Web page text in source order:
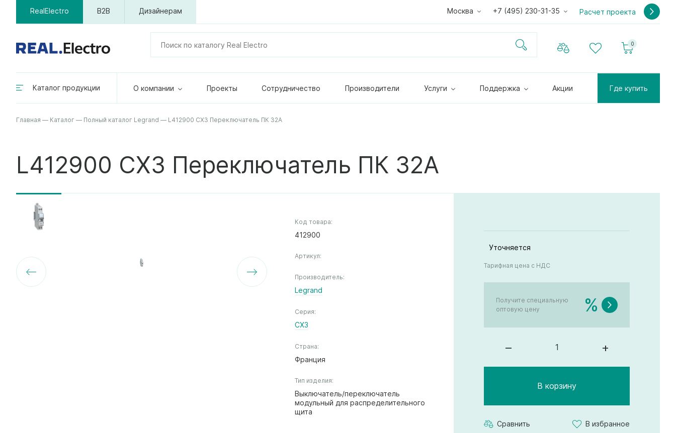
RealElectro B2B Дизайнерам Москва +7 (495) 230-31-35 Расчет проекта
0
Каталог продукции О компании Проекты Сотрудничество Производители Услуги Поддержка Акции Где купить
Главная — Каталог — Полный каталог Legrand — L412900 CX3 Переключатель ПК 32A
L412900 CX3 Переключатель ПК 32A
Код товара:
412900
Артикул:
Производитель:
Legrand
Серия:
CX3
Страна:
Франция
Тип изделия:
Выключатель/переключатель
модульный для распределительного
щита
Уточняется
Тарифная цена с НДС
Получите специальную
оптовую цену
%
– +
В корзину
Сравнить В избранное